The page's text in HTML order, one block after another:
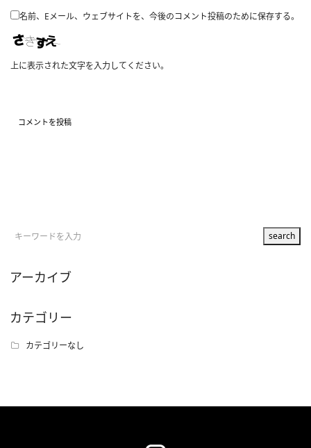
名前、Eメール、ウェブサイトを、今後のコメント投稿のために保存する。
上に表示された文字を入力してください。
アーカイブ
カテゴリー
カテゴリーなし